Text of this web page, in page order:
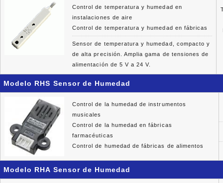
Control de temperatura y humedad en
instalaciones de aire
Control de temperatura y humedad en fábricas
Sensor de temperatura y humedad, compacto y
de alta precisión. Amplia gama de tensiones de
alimentación de 5 V a 24 V.
Modelo RHS Sensor de Humedad
Control de la humedad de instrumentos
musicales
Control de la humedad en fábricas
farmacéuticas
Control de humedad de fábricas de alimentos
Modelo RHA Sensor de Humedad